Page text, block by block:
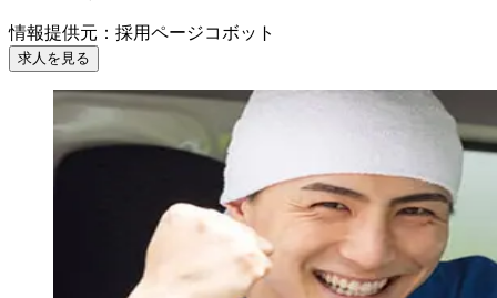
情報提供元 ： 採用ページコボット
求人を見る